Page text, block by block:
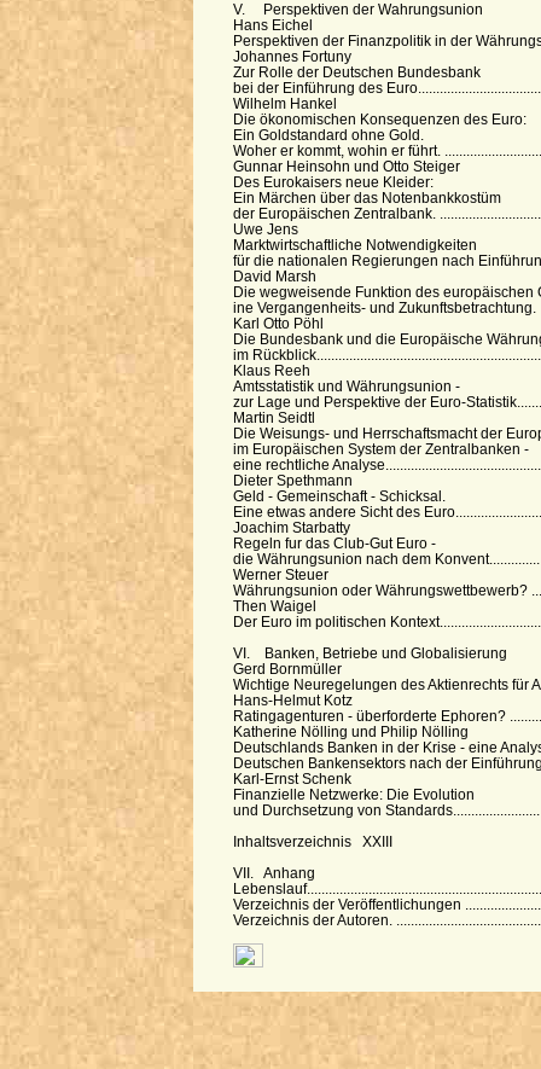
V. Perspektiven der Wahrungsunion
Hans Eichel
Perspektiven der Finanzpolitik in der
Johannes Fortuny
Zur Rolle der Deutschen Bundesbank
bei der Einführung des
Wilhelm Hankel
Die ökonomischen Konsequenzen des Euro:
Ein Goldstandard ohne Gold.
Woher er kommt, wohin er führt.
Gunnar Heinsohn und Otto Steiger
Des Eurokaisers neue Kleider:
Ein Märchen über das Notenbankkostüm
der Europäischen Zentralbank.
Uwe Jens
Marktwirtschaftliche Notwendigkeiten
für die nationalen Regierungen nach
David Marsh
Die wegweisende Funktion des europäischen
ine Vergangenheits- und Zukunftsbetrachtung.
Karl Otto Pöhl
Die Bundesbank und die Europäische
im
Klaus Reeh
Amtsstatistik und Währungsunion -
zur Lage und Perspektive der Euro-
Martin Seidtl
Die Weisungs- und Herrschaftsmacht der
im Europäischen System der Zentralbanken -
eine rechtliche
Dieter Spethmann
Geld - Gemeinschaft - Schicksal.
Eine etwas andere Sicht des
Joachim Starbatty
Regeln fur das Club-Gut Euro -
die Währungsunion nach dem
Werner Steuer
Währungsunion oder Währungswettbewerb?
Then Waigel
Der Euro im politischen
VI. Banken, Betriebe und Globalisierung
Gerd Bornmüller
Wichtige Neuregelungen des Aktienrechts für
Hans-Helmut Kotz
Ratingagenturen - überforderte Ephoren?
Katherine Nölling und Philip Nölling
Deutschlands Banken in der Krise - eine
Deutschen Bankensektors nach der
Karl-Ernst Schenk
Finanzielle Netzwerke: Die Evolution
und Durchsetzung von
Inhaltsverzeichnis XXIII
VII. Anhang
Verzeichnis der Veröffentlichungen
Verzeichnis der Autoren.